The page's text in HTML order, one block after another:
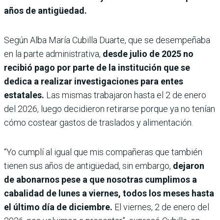
años de antigüedad.
Según Alba María Cubilla Duarte, que se desempeñaba
en la parte administrativa, desde julio de 2025 no
recibió pago por parte de la institución que se
dedica a realizar investigaciones para entes
estatales. Las mismas trabajaron hasta el 2 de enero
del 2026, luego decidieron retirarse porque ya no tenían
cómo costear gastos de traslados y alimentación.
“Yo cumplí al igual que mis compañeras que también
tienen sus años de antigüedad, sin embargo, dejaron
de abonarnos pese a que nosotras cumplimos a
cabalidad de lunes a viernes, todos los meses hasta
el último día de diciembre. El viernes, 2 de enero del